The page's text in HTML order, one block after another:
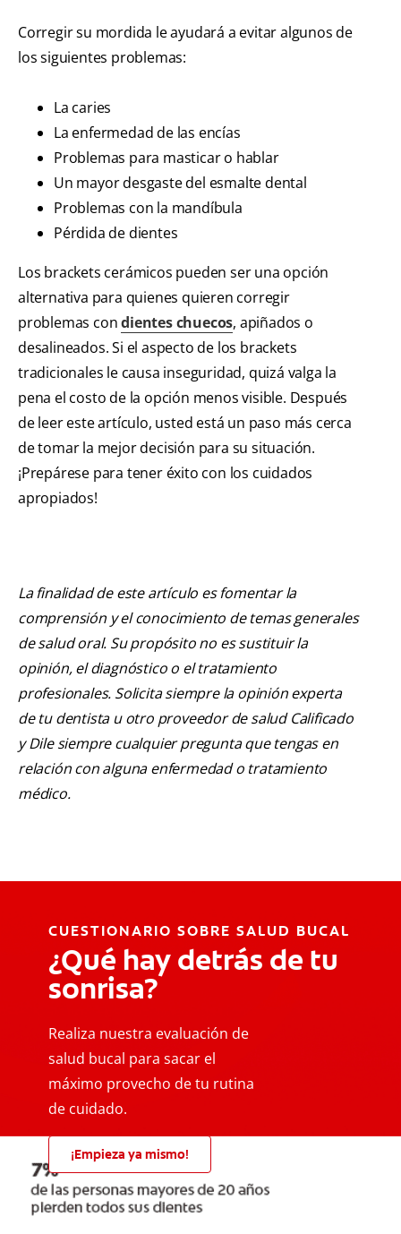
Corregir su mordida le ayudará a evitar algunos de
los siguientes problemas:
La caries
La enfermedad de las encías
Problemas para masticar o hablar
Un mayor desgaste del esmalte dental
Problemas con la mandíbula
Pérdida de dientes
Los brackets cerámicos pueden ser una opción
alternativa para quienes quieren corregir
problemas condientes chuecos, apiñados o
desalineados. Si el aspecto de los brackets
tradicionales le causa inseguridad, quizá valga la
pena el costo de la opción menos visible. Después
de leer este artículo, usted está un paso más cerca
de tomar la mejor decisión para su situación.
¡Prepárese para tener éxito con los cuidados
apropiados!
La finalidad de este artículo es fomentar la
comprensión y el conocimiento de temas generales
de salud oral. Su propósito no es sustituir la
opinión, el diagnóstico o el tratamiento
profesionales. Solicita siempre la opinión experta
de tu dentista u otro proveedor de salud Calificado
y Dile siempre cualquier pregunta que tengas en
relación con alguna enfermedad o tratamiento
médico.
CUESTIONARIO SOBRE SALUD BUCAL
¿Qué hay detrás de tu
sonrisa?
Realiza nuestra evaluación de
salud bucal para sacar el
máximo provecho de tu rutina
de cuidado.
¡Empieza ya mismo!